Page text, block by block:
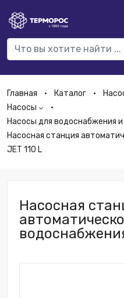
Главная Каталог
Насосы
Насосы для водоснабжения
Насосная станция
JET 110 L
Насосная